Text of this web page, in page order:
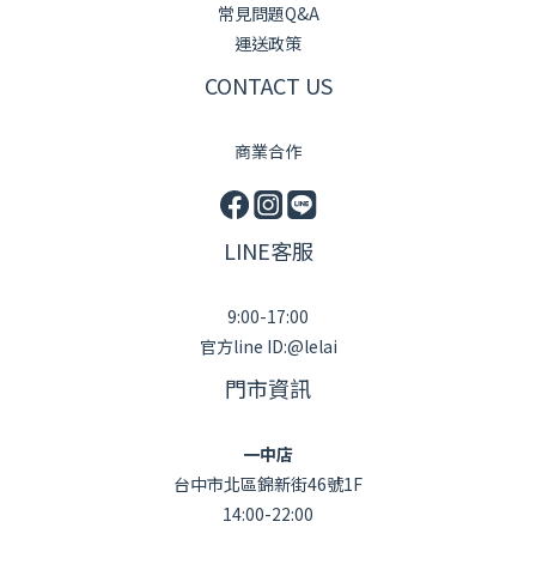
常見問題Q&A
運送政策
CONTACT US
商業合作
LINE客服
9:00-17:00
官方line ID:@lelai
門市資訊
一中店
台中市北區錦新街46號1F
14:00-22:00